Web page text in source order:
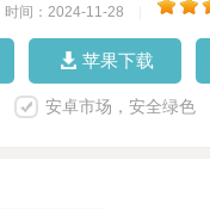
时间：2024-11-28
苹果下载
安卓市场，安全绿色